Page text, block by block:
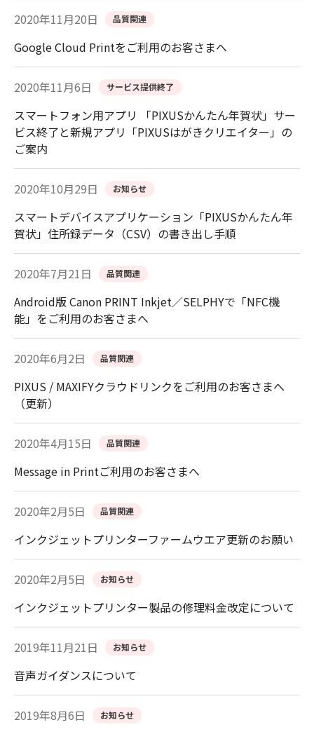
2020年11月20日 品質関連
Google Cloud Printをご利用のお客さまへ
2020年11月6日 サービス提供終了
スマートフォン用アプリ 「PIXUSかんたん年賀状」サー
ビス終了と新規アプリ「PIXUSはがきクリエイター」の
ご案内
2020年10月29日 お知らせ
スマートデバイスアプリケーション「PIXUSかんたん年
賀状」住所録データ（CSV）の書き出し手順
2020年7月21日 品質関連
Android版 Canon PRINT Inkjet／SELPHYで「NFC機
能」をご利用のお客さまへ
2020年6月2日 品質関連
PIXUS / MAXIFYクラウドリンクをご利用のお客さまへ
（更新）
2020年4月15日 品質関連
Message in Printご利用のお客さまへ
2020年2月5日 品質関連
インクジェットプリンターファームウエア更新のお願い
2020年2月5日 お知らせ
インクジェットプリンター製品の修理料金改定について
2019年11月21日 お知らせ
音声ガイダンスについて
2019年8月6日 お知らせ